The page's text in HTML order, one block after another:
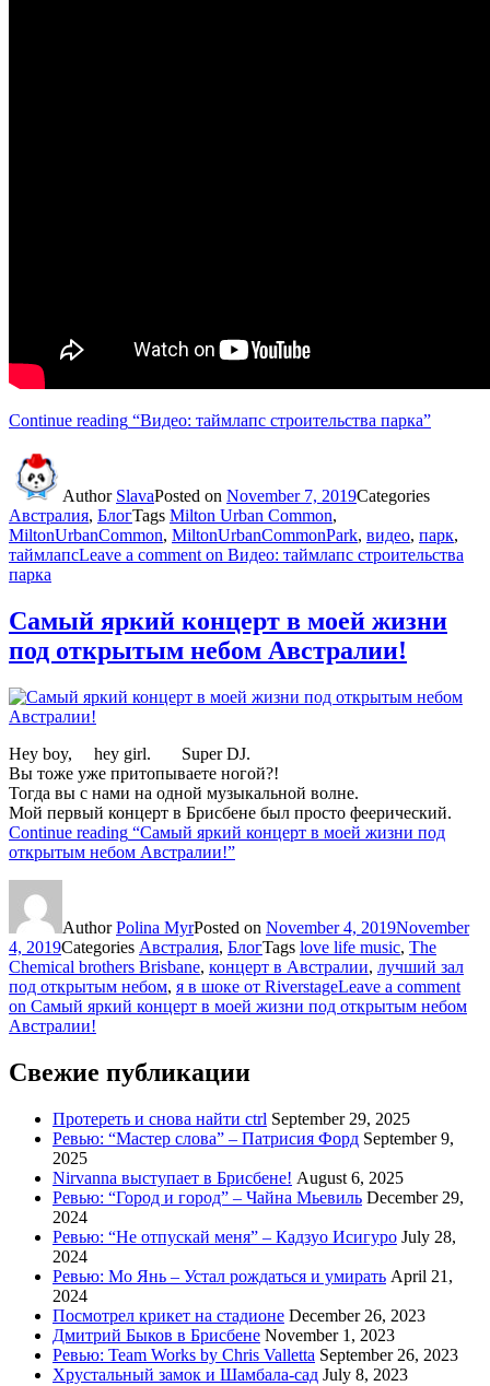
Continue reading “Видео: таймлапс строительства парка”
Author SlavaPosted on November 7, 2019Categories
Австралия, БлогTags Milton Urban Common,
MiltonUrbanCommon, MiltonUrbanCommonPark, видео, парк,
таймлапсLeave a commenton Видео: таймлапс строительства
парка
Самый яркий концерт в моей жизни
под открытым небом Австралии!
Hey boy, hey girl. Super DJ.
Вы тоже уже притопываете ногой?!
Тогда вы с нами на одной музыкальной волне.
Мой первый концерт в Брисбене был просто феерический.
Continue reading “Самый яркий концерт в моей жизни под
открытым небом Австралии!”
AuthorPolina MyrPosted on November 4, 2019November
4, 2019Categories Австралия, БлогTags love life music, The
Chemical brothers Brisbane, концерт в Австралии, лучший зал
под открытым небом, я в шоке от RiverstageLeave a comment
on Самый яркий концерт в моей жизни под открытым небом
Австралии!
Свежие публикации
Протереть и снова найти ctrl September 29, 2025
Ревью: “Мастер слова” – Патрисия Форд September 9,
2025
Nirvanna выступает в Брисбене! August 6, 2025
Ревью: “Город и город” – Чайна Мьевиль December 29,
2024
Ревью: “Не отпускай меня” – Кадзуо Исигуро July 28,
2024
Ревью: Мо Янь – Устал рождаться и умирать April 21,
2024
Посмотрел крикет на стадионе December 26, 2023
Дмитрий Быков в Брисбене November 1, 2023
Ревью: Team Works by Chris Valletta September 26, 2023
Хрустальный замок и Шамбала-сад July 8, 2023